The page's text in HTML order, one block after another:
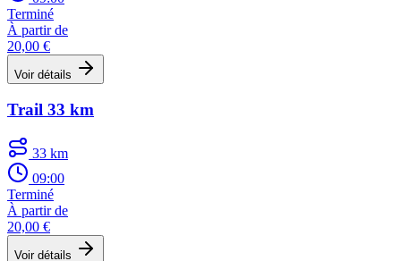
Terminé
À partir de
20,00 €
Voir détails
Trail 33 km
33 km
09:00
Terminé
À partir de
20,00 €
Voir détails